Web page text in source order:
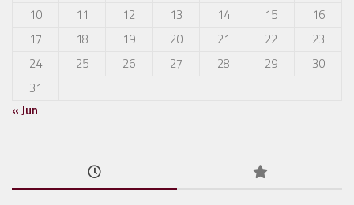
10
11 12 13 14 15
16
17
18 19 20 21 22
23
24
25 26 27 28 29
30
31
« Jun